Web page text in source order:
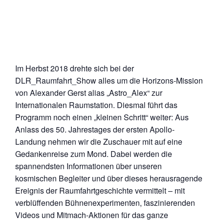
Im Herbst 2018 drehte sich bei der
DLR_Raumfahrt_Show alles um die Horizons-Mission
von Alexander Gerst alias „Astro_Alex“ zur
Internationalen Raumstation. Diesmal führt das
Programm noch einen „kleinen Schritt“ weiter: Aus
Anlass des 50. Jahrestages der ersten Apollo-
Landung nehmen wir die Zuschauer mit auf eine
Gedankenreise zum Mond. Dabei werden die
spannendsten Informationen über unseren
kosmischen Begleiter und über dieses herausragende
Ereignis der Raumfahrtgeschichte vermittelt – mit
verblüffenden Bühnenexperimenten, faszinierenden
Videos und Mitmach-Aktionen für das ganze